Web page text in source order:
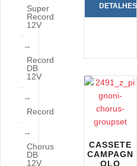
DETALHES
CASSETE
CAMPAGN
OLO
Super
Record
12V
Record
DB
12V
Record
Chorus
DB
12V